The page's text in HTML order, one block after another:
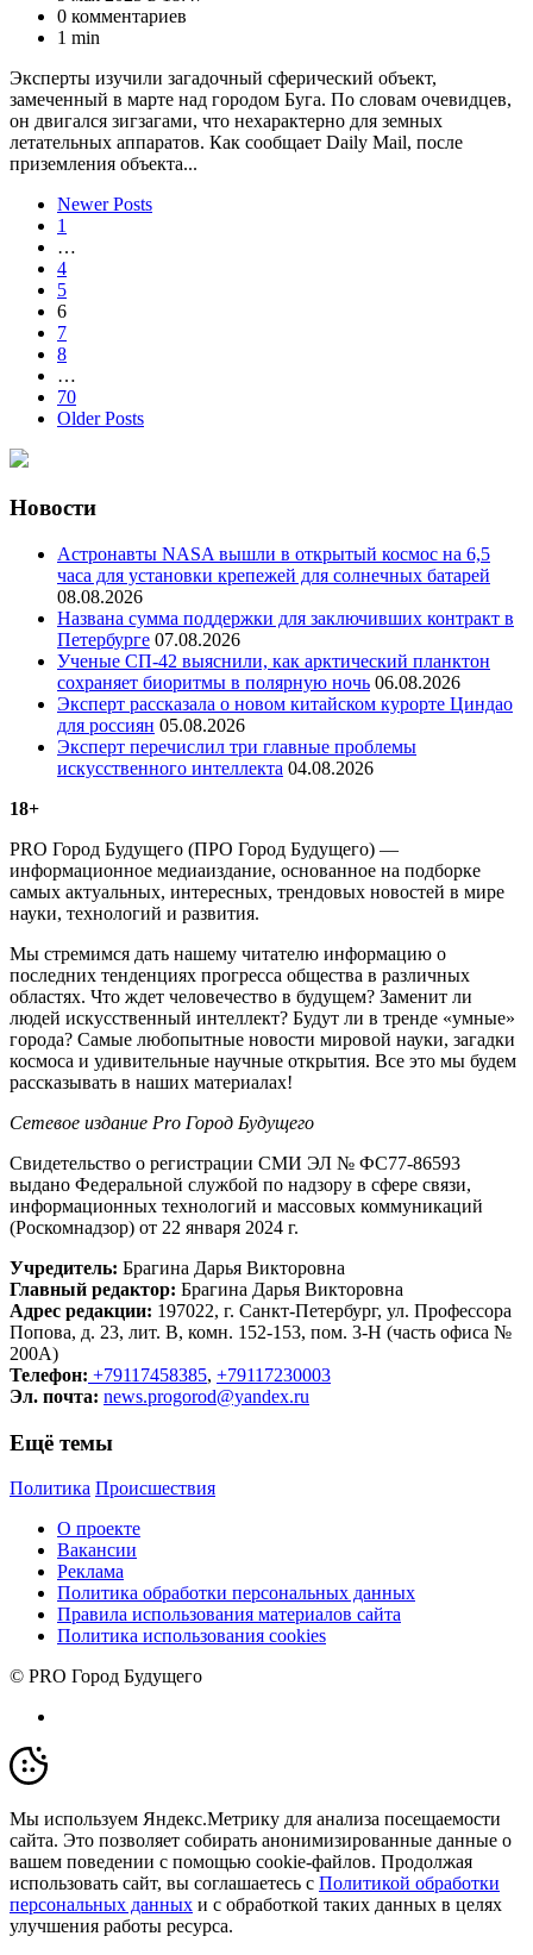
0 комментариев
1 min
Эксперты изучили загадочный сферический объект,
замеченный в марте над городом Буга. По словам очевидцев,
он двигался зигзагами, что нехарактерно для земных
летательных аппаратов. Как сообщает Daily Mail, после
приземления объекта...
Пагинация
записей
Newer Posts
1
…
4
5
6
7
8
…
70
Older Posts
Новости
Астронавты NASA вышли в открытый космос на 6,5
часа для установки крепежей для солнечных батарей
08.08.2026
Названа сумма поддержки для заключивших контракт в
Петербурге 07.08.2026
Ученые СП-42 выяснили, как арктический планктон
сохраняет биоритмы в полярную ночь 06.08.2026
Эксперт рассказала о новом китайском курорте Циндао
для россиян 05.08.2026
Эксперт перечислил три главные проблемы
искусственного интеллекта 04.08.2026
18+
PRO Город Будущего (ПРО Город Будущего) —
информационное медиаиздание, основанное на подборке
самых актуальных, интересных, трендовых новостей в мире
науки, технологий и развития.
Мы стремимся дать нашему читателю информацию о
последних тенденциях прогресса общества в различных
областях. Что ждет человечество в будущем? Заменит ли
людей искусственный интеллект? Будут ли в тренде «умные»
города? Самые любопытные новости мировой науки, загадки
космоса и удивительные научные открытия. Все это мы будем
рассказывать в наших материалах!
Сетевое издание Рrо Город Будущего
Свидетельство о регистрации СМИ ЭЛ № ФС77-86593
выдано Федеральной службой по надзору в сфере связи,
информационных технологий и массовых коммуникаций
(Роскомнадзор) от 22 января 2024 г.
Учредитель: Брагина Дарья Викторовна
Главный редактор: Брагина Дарья Викторовна
Адрес редакции: 197022, г. Санкт-Петербург, ул. Профессора
Попова, д. 23, лит. В, комн. 152-153, пом. 3-Н (часть офиса №
200А)
Телефон: +79117458385, +79117230003
Эл. почта: news.progorod@yandex.ru
Ещё темы
Политика Происшествия
О проекте
Вакансии
Реклама
Политика обработки персональных данных
Правила использования материалов сайта
Политика использования cookies
© PRO Город Будущего
Мы используем Яндекс.Метрику для анализа посещаемости
сайта. Это позволяет собирать анонимизированные данные о
вашем поведении с помощью cookie-файлов. Продолжая
использовать сайт, вы соглашаетесь с Политикой обработки
персональных данных и с обработкой таких данных в целях
улучшения работы ресурса.